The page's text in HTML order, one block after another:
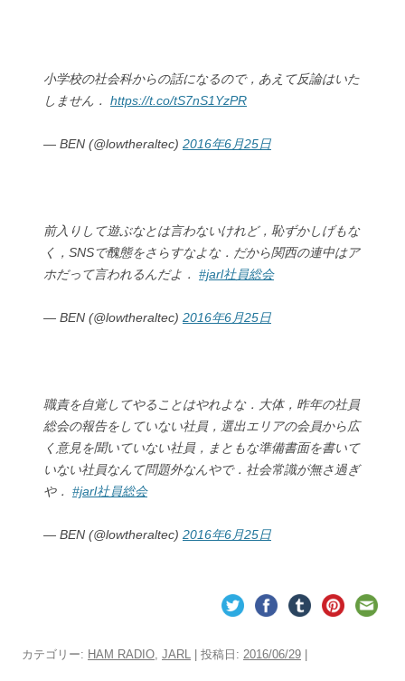
小学校の社会科からの話になるので，あえて反論はいた
しません． https://t.co/tS7nS1YzPR
— BEN (@lowtheraltec) 2016年6月25日
前入りして遊ぶなとは言わないけれど，恥ずかしげもな
く，SNSで醜態をさらすなよな．だから関西の連中はア
ホだって言われるんだよ． #jarl社員総会
— BEN (@lowtheraltec) 2016年6月25日
職責を自覚してやることはやれよな．大体，昨年の社員
総会の報告をしていない社員，選出エリアの会員から広
く意見を聞いていない社員，まともな準備書面を書いて
いない社員なんて問題外なんやで．社会常識が無さ過ぎ
や． #jarl社員総会
— BEN (@lowtheraltec) 2016年6月25日
カテゴリー: HAM RADIO, JARL | 投稿日: 2016/06/29